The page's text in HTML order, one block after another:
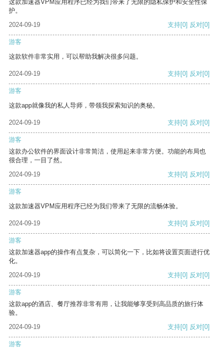
这款加速器VPM应用程序已经为我们带来了无限的隐私保护和安全性保
护。
2024-09-19
支持[0] 反对[0]
游客
这款软件非常实用，可以帮助我解决很多问题。
2024-09-19 支持[0] 反对[0]
游客
这款app就像我的私人导师，带领我探索知识的奥秘。
2024-09-19 支持[0] 反对[0]
游客
这款办公软件的界面设计非常简洁，使用起来非常方便。功能的布局也
很合理，一目了然。
2024-09-19
支持[0] 反对[0]
游客
这款加速器VPM应用程序已经为我们带来了无限的流畅体验。
2024-09-19 支持[0] 反对[0]
游客
这款加速器app的操作有点复杂，可以简化一下，比如将设置页面进行优
化。
2024-09-19
支持[0] 反对[0]
游客
这款app的酒店、餐厅推荐非常有用，让我能够享受到高品质的旅行体
验。
2024-09-19
支持[0] 反对[0]
游客